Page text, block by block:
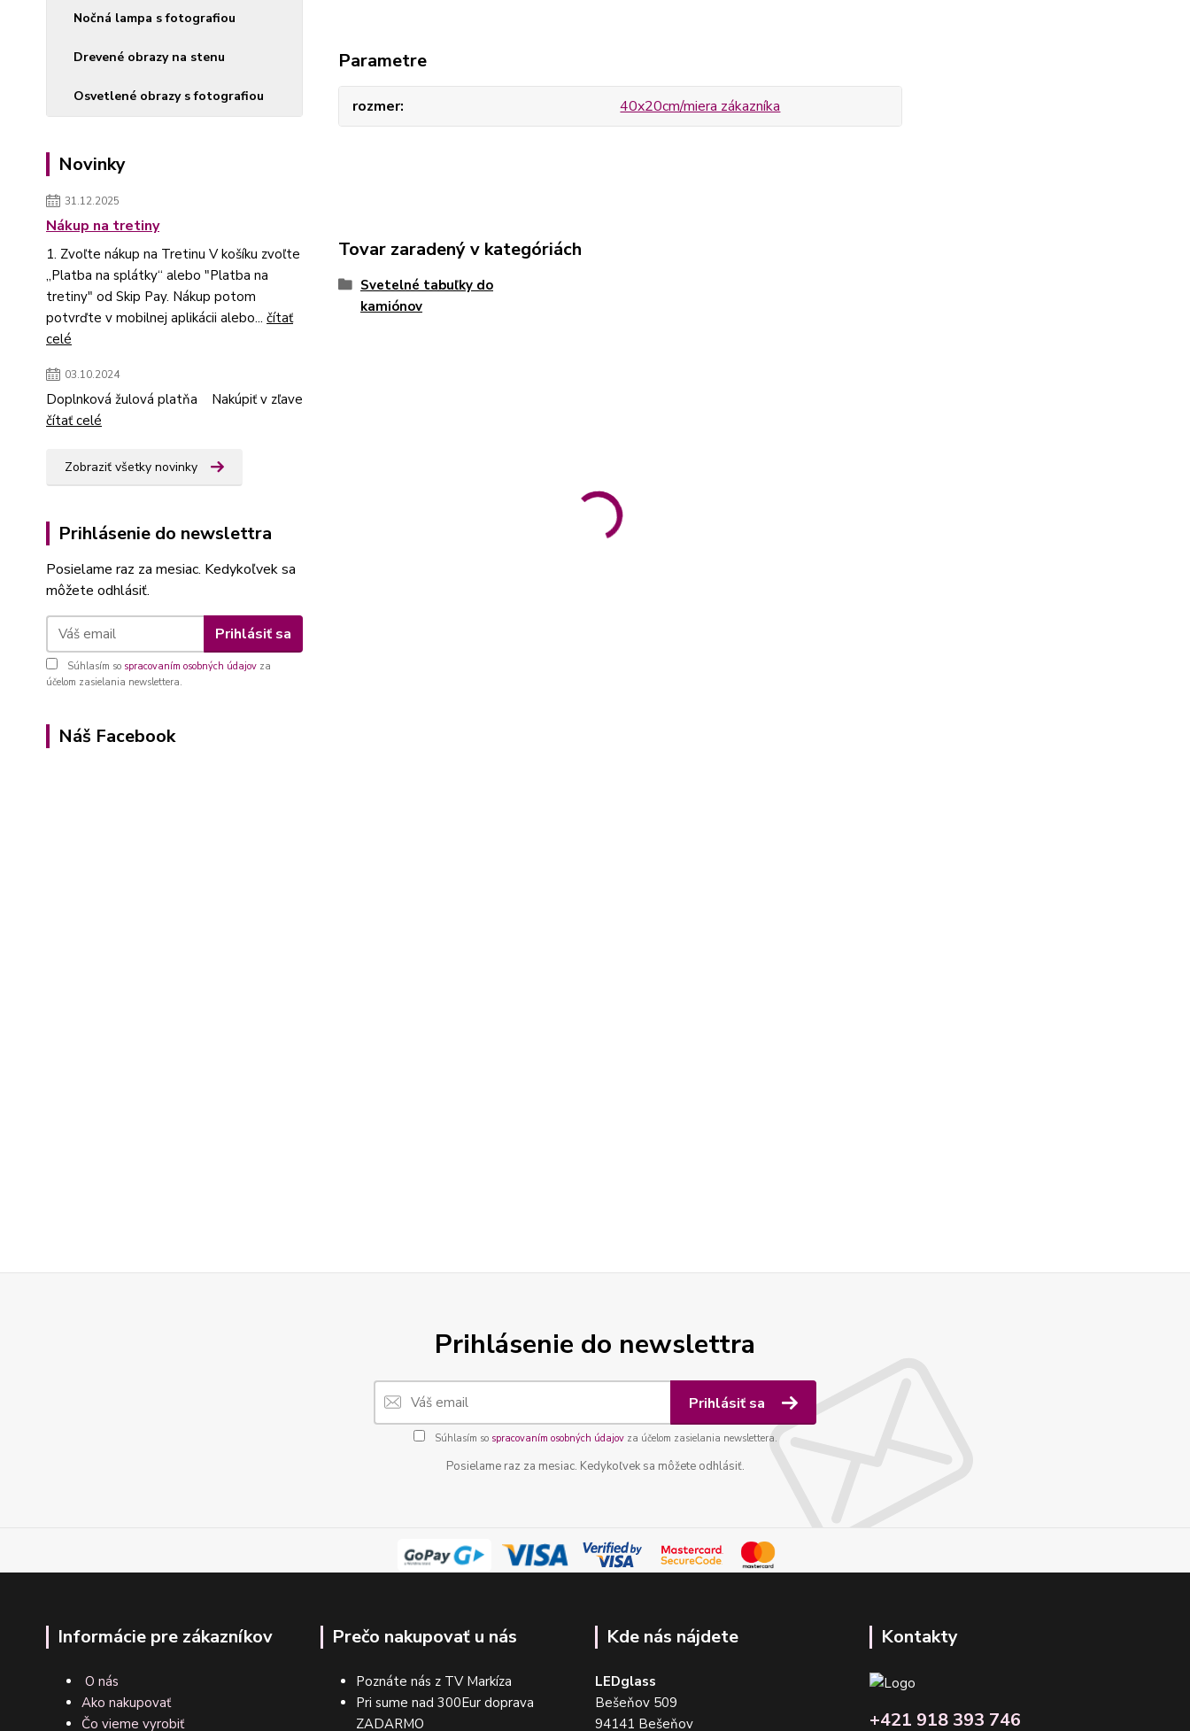
Nočná lampa s fotografiou
Drevené obrazy na stenu
Osvetlené obrazy s fotografiou
Novinky
31.12.2025
Nákup na tretiny
1. Zvoľte nákup na Tretinu V košíku zvoľte
„Platba na splátky“ alebo "Platba na
tretiny" od Skip Pay. Nákup potom
potvrďte v mobilnej aplikácii alebo... čítať
celé
03.10.2024
Doplnková žulová platňa Nakúpiť v zľave
čítať celé
Zobraziť všetky novinky
Prihlásenie do newslettra
Posielame raz za mesiac. Kedykoľvek sa
môžete odhlásiť.
Prihlásiť sa
Súhlasím so spracovaním osobných údajov za
účelom zasielania newslettera.
Náš Facebook
Parametre
rozmer 40x20cm/miera zákazníka
Tovar zaradený v kategóriách
Svetelné tabuľky do
kamiónov
Prihlásenie do newslettra
Prihlásiť sa
Súhlasím so spracovaním osobných údajovza účelom zasielania newslettera.
Posielame raz za mesiac. Kedykoľvek sa môžete odhlásiť.
Informácie pre zákazníkov
O nás
Ako nakupovať
Čo vieme vyrobiť
Prečo nakupovať u nás
Poznáte nás z TV Markíza
Pri sume nad 300Eur doprava
ZADARMO
Kde nás nájdete
LEDglass
Bešeňov 509
94141 Bešeňov
Kontakty
+421 918 393 746